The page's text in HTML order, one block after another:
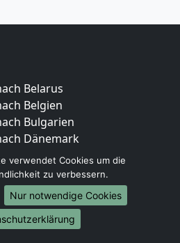
Belarus
Belgien
Bulgarien
Dänemark
England
Portugal
Bosnien und Herzegowina
Irland
Lettland
verwendet Cookies um die
zu verbessern.
Nur notwendige Cookies